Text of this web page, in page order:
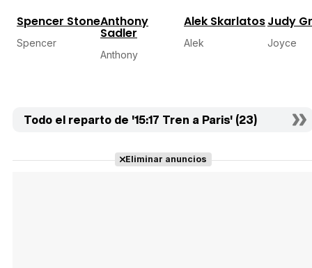
Spencer Stone
Spencer
Anthony
Sadler
Anthony
Alek Skarlatos
Alek
Judy
Joyce
Todo el reparto de '15:17 Tren a Paris' (23)
Eliminar anuncios